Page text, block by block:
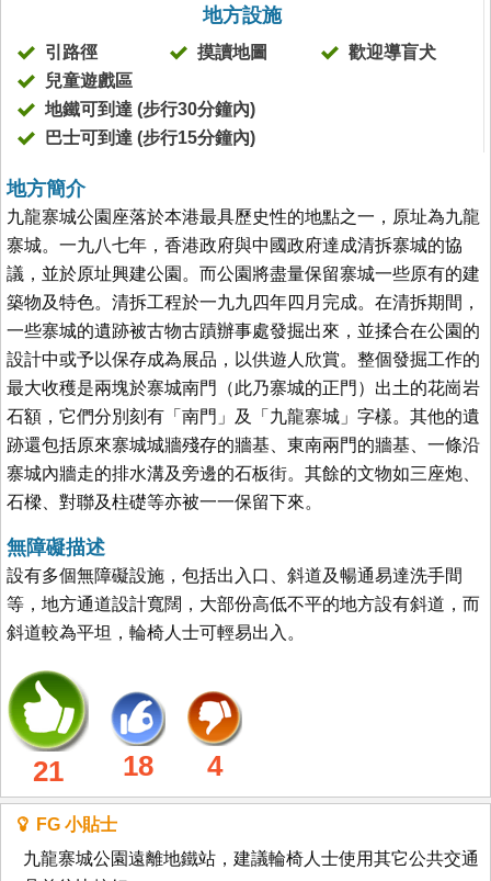
地方設施
引路徑 摸讀地圖
歡迎導盲犬
兒童遊戲區
地鐵可到達 (步行30分鐘內)
巴士可到達 (步行15分鐘內)
地方簡介
九龍寨城公園座落於本港最具歷史性的地點之一，原址為九龍
寨城。一九八七年，香港政府與中國政府達成清拆寨城的協
議，並於原址興建公園。而公園將盡量保留寨城一些原有的建
築物及特色。清拆工程於一九九四年四月完成。在清拆期間，
一些寨城的遺跡被古物古蹟辦事處發掘出來，並揉合在公園的
設計中或予以保存成為展品，以供遊人欣賞。整個發掘工作的
最大收穫是兩塊於寨城南門（此乃寨城的正門）出土的花崗岩
石額，它們分別刻有「南門」及「九龍寨城」字樣。其他的遺
跡還包括原來寨城城牆殘存的牆基、東南兩門的牆基、一條沿
寨城內牆走的排水溝及旁邊的石板街。其餘的文物如三座炮、
石樑、對聯及柱礎等亦被一一保留下來。
無障礙描述
設有多個無障礙設施，包括出入口、斜道及暢通易達洗手間
等，地方通道設計寬闊，大部份高低不平的地方設有斜道，而
斜道較為平坦，輪椅人士可輕易出入。
21 18 4
FG 小貼士
九龍寨城公園遠離地鐵站，建議輪椅人士使用其它公共交通